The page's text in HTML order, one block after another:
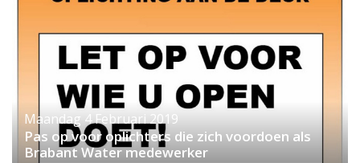
Maandag 4 Februari 2019
Pas op voor oplichters die zich voordoen als
Brabant Water medewerker